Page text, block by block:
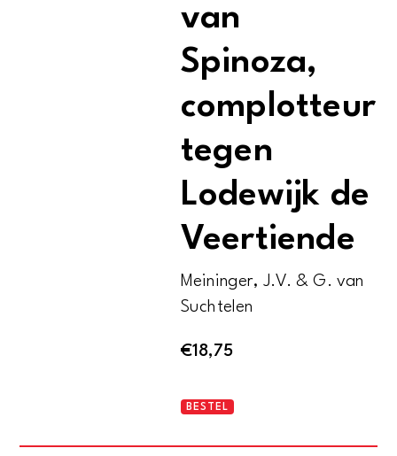
van
Spinoza,
complotteur
tegen
Lodewijk de
Veertiende
Meininger, J.V. & G. van
Suchtelen
€18,75
Liever
BESTEL